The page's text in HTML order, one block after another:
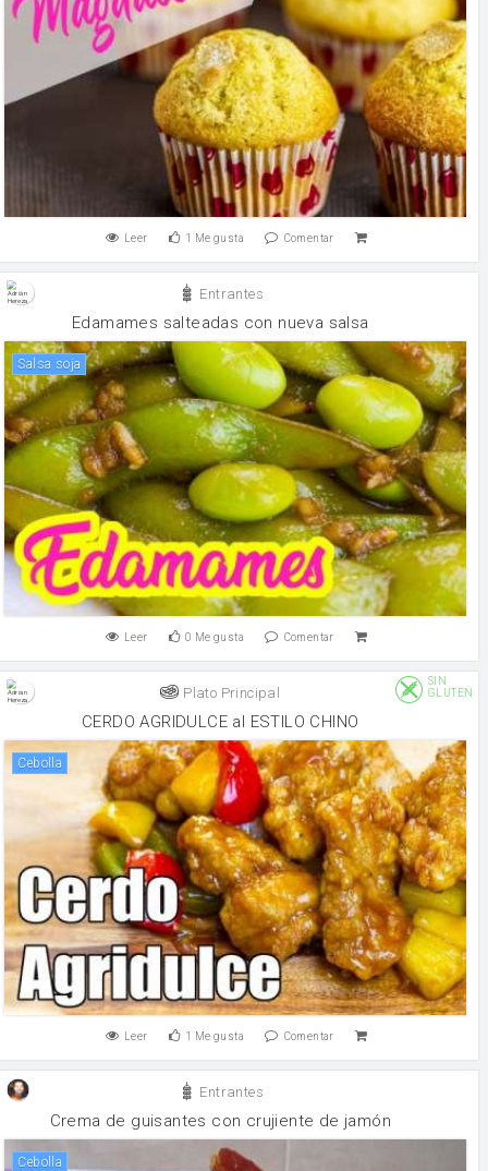
Leer 1 Me gusta Comentar
Entrantes
Edamames salteadas con nueva salsa
salsa soja
Leer 0 Me gusta Comentar
Plato Principal
SIN
GLUTEN
CERDO AGRIDULCE al ESTILO CHINO
cebolla
Leer 1 Me gusta Comentar
Entrantes
Crema de guisantes con crujiente de jamón
cebolla